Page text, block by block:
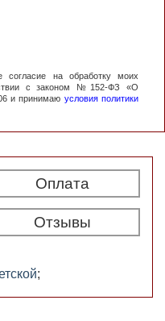
на обработку моих
с законом №152-ФЗ «О
и принимаю условия политики
Оплата
Отзывы
;